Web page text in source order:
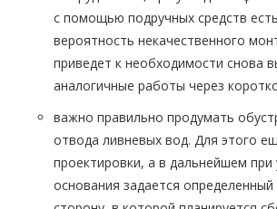
с помощью подручных средств
вероятность некачественного
приведет к необходимости снова
аналогичные работы через
важно правильно продумать
отвода ливневых вод. Для этого
проектировки, а в дальнейшем при
основания задается определенный